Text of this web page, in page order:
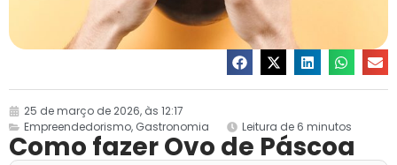
25 de março de 2026, às 12:17
Empreendedorismo, Gastronomia Leitura de 6 minutos
Como fazer Ovo de Páscoa